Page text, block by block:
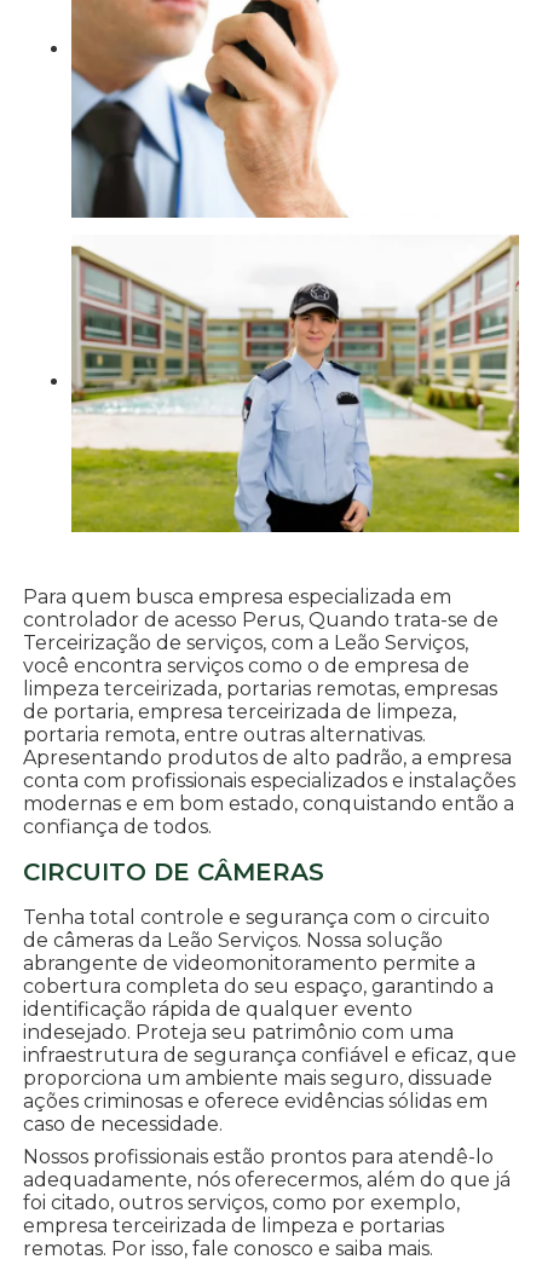
Para quem busca empresa especializada em
controlador de acesso Perus, Quando trata-se de
Terceirização de serviços, com a Leão Serviços,
você encontra serviços como o de empresa de
limpeza terceirizada, portarias remotas, empresas
de portaria, empresa terceirizada de limpeza,
portaria remota, entre outras alternativas.
Apresentando produtos de alto padrão, a empresa
conta com profissionais especializados e instalações
modernas e em bom estado, conquistando então a
confiança de todos.
CIRCUITO DE CÂMERAS
Tenha total controle e segurança com o circuito
de câmeras da Leão Serviços. Nossa solução
abrangente de videomonitoramento permite a
cobertura completa do seu espaço, garantindo a
identificação rápida de qualquer evento
indesejado. Proteja seu patrimônio com uma
infraestrutura de segurança confiável e eficaz, que
proporciona um ambiente mais seguro, dissuade
ações criminosas e oferece evidências sólidas em
caso de necessidade.
Nossos profissionais estão prontos para atendê-lo
adequadamente, nós oferecermos, além do que já
foi citado, outros serviços, como por exemplo,
empresa terceirizada de limpeza e portarias
remotas. Por isso, fale conosco e saiba mais.